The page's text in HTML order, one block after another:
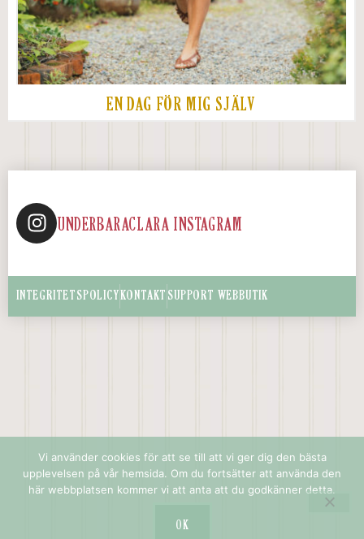
EN DAG FÖR MIG SJÄLV
UNDERBARACLARA INSTAGRAM
INTEGRITETSPOLICYKONTAKTSUPPORT WEBBUTIK
Vi använder cookies för att se till att vi ger dig den bästa
upplevelsen på vår hemsida. Om du fortsätter att använda den
här webbplatsen kommer vi att anta att du godkänner detta.
OK